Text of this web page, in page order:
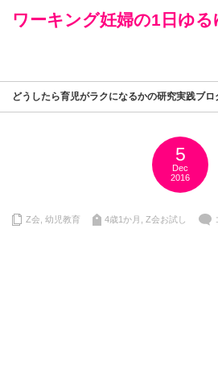
ワーキング妊婦の1日ゆる
どうしたら育児がラクになるかの研究実践ブロ
5
Dec
2016
Z会 幼児教育 4歳1か月 Z会お試し